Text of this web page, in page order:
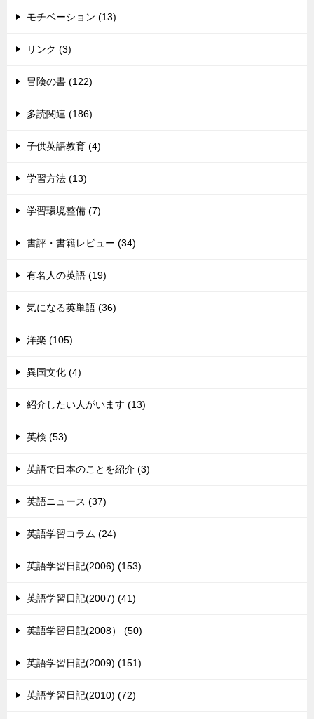
モチベーション (13)
リンク (3)
冒険の書 (122)
多読関連 (186)
子供英語教育 (4)
学習方法 (13)
学習環境整備 (7)
書評・書籍レビュー (34)
有名人の英語 (19)
気になる英単語 (36)
洋楽 (105)
異国文化 (4)
紹介したい人がいます (13)
英検 (53)
英語で日本のことを紹介 (3)
英語ニュース (37)
英語学習コラム (24)
英語学習日記(2006) (153)
英語学習日記(2007) (41)
英語学習日記(2008） (50)
英語学習日記(2009) (151)
英語学習日記(2010) (72)